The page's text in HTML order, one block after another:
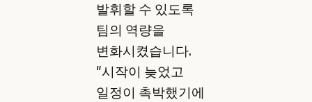
발휘할 수 있도록
팀의 역량을
변화시켰습니다.
"시작이 늦었고
일정이 촉박했기에